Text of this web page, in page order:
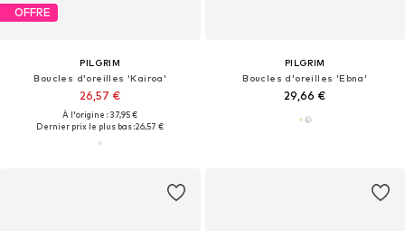
OFFRE
PILGRIM
Boucles d'oreilles 'Kairoa'
26,57 €
À l'origine : 37,95 €
Dernier prix le plus bas :26,57 €
PILGRIM
Boucles d'oreilles 'Ebna'
29,66 €